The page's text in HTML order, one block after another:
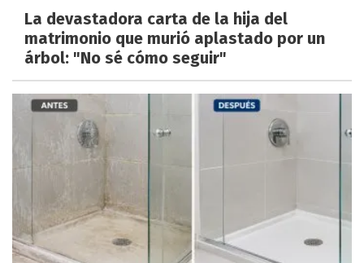
La devastadora carta de la hija del
matrimonio que murió aplastado por un
árbol: "No sé cómo seguir"